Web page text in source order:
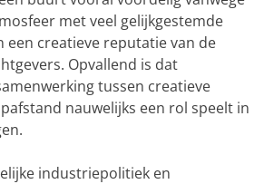
met veel gelijkgestemde
een creatieve reputatie van de
Opvallend is dat
tussen creatieve
nauwelijks een rol speelt in
industriepolitiek en